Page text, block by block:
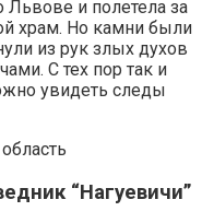
Львове и полетела за
храм. Но камни были
из рук злых духов
С тех пор так и
увидеть следы
“Нагуевичи”